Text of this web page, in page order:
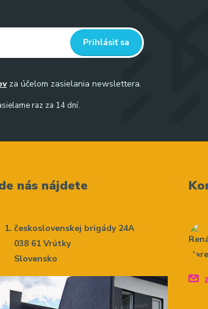
Prihlásiť sa
za účelom zasielania newslettera.
raz za 14 dní.
nás nájdete
československej brigády 24A
038 61 Vrútky
Slovensko